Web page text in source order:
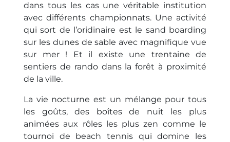
dans tous les cas une véritable institution
avec différents championnats. Une activité
qui sort de l’oridinaire est le sand boarding
sur les dunes de sable avec magnifique vue
sur mer ! Et il existe une trentaine de
sentiers de rando dans la forêt à proximité
de la ville.
La vie nocturne est un mélange pour tous
les goûts, des boîtes de nuit les plus
animées aux rôles les plus zen comme le
tournoi de beach tennis qui domine les